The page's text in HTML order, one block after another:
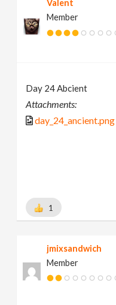
Valent
Member
Day 24 Abcient
Attachments:
day_24_ancient.png
1
jmixsandwich
Member